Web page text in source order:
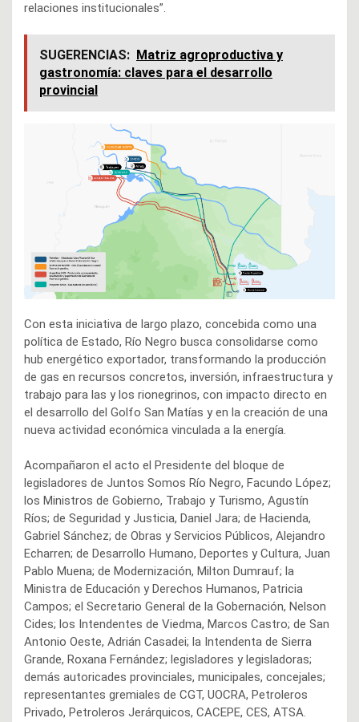
relaciones institucionales”.
SUGERENCIAS: Matriz agroproductiva y
gastronomía: claves para el desarrollo
provincial
Con esta iniciativa de largo plazo, concebida como una
política de Estado, Río Negro busca consolidarse como
hub energético exportador, transformando la producción
de gas en recursos concretos, inversión, infraestructura y
trabajo para las y los rionegrinos, con impacto directo en
el desarrollo del Golfo San Matías y en la creación de una
nueva actividad económica vinculada a la energía.
Acompañaron el acto el Presidente del bloque de
legisladores de Juntos Somos Río Negro, Facundo López;
los Ministros de Gobierno, Trabajo y Turismo, Agustín
Ríos; de Seguridad y Justicia, Daniel Jara; de Hacienda,
Gabriel Sánchez; de Obras y Servicios Públicos, Alejandro
Echarren; de Desarrollo Humano, Deportes y Cultura, Juan
Pablo Muena; de Modernización, Milton Dumrauf; la
Ministra de Educación y Derechos Humanos, Patricia
Campos; el Secretario General de la Gobernación, Nelson
Cides; los Intendentes de Viedma, Marcos Castro; de San
Antonio Oeste, Adrián Casadei; la Intendenta de Sierra
Grande, Roxana Fernández; legisladores y legisladoras;
demás autoricades provinciales, municipales, concejales;
representantes gremiales de CGT, UOCRA, Petroleros
Privado, Petroleros Jerárquicos, CACEPE, CES, ATSA.